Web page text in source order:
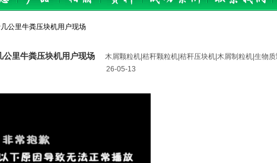
公里牛粪压块机用户现场
里牛粪压块机用户现场
木屑颗粒机|秸秆颗粒机|秸秆压块机|木屑制粒机|生物
26-05-13